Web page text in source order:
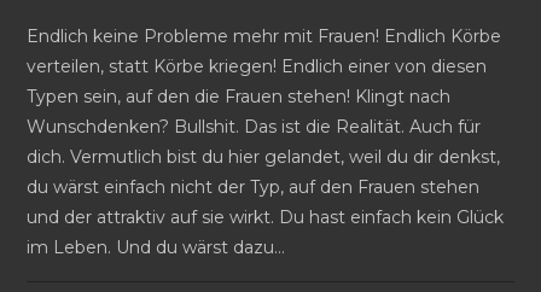
Endlich keine Probleme mehr mit Frauen! Endlich Körbe
verteilen, statt Körbe kriegen! Endlich einer von diesen
Typen sein, auf den die Frauen stehen! Klingt nach
Wunschdenken? Bullshit. Das ist die Realität. Auch für
dich. Vermutlich bist du hier gelandet, weil du dir denkst,
du wärst einfach nicht der Typ, auf den Frauen stehen
und der attraktiv auf sie wirkt. Du hast einfach kein Glück
im Leben. Und du wärst dazu…